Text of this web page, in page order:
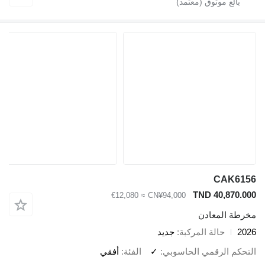
CAK6156
TND 40,870.000
CN¥94,000
≈ €12,080
مخرطة المعادن
2026
حالة المركبة جديد
التحكم الرقمي الحاسوبي
✓ الفئة أفقي